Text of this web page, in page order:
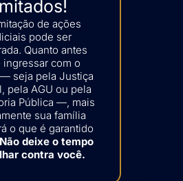
de ações
pode ser
Quanto antes
ingressar com o
seja pela Justiça
pela AGU ou pela
Pública —, mais
sua família
o que é garantido
Não deixe o tempo
contra você.